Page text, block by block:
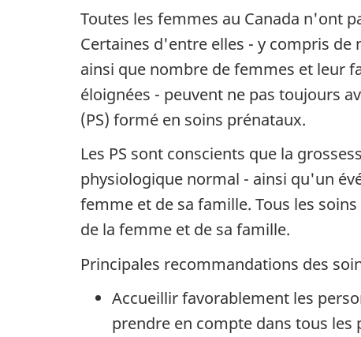
Toutes les femmes au Canada n'ont
Certaines d'entre elles - y compris
ainsi que nombre de femmes et leur
éloignées - peuvent ne pas toujours
(PS) formé en soins prénataux.
Les PS sont conscients que la
physiologique normal - ainsi qu'un
femme et de sa famille. Tous les
de la femme et de sa famille.
Principales recommandations des
Accueillir favorablement les
prendre en compte dans tous les